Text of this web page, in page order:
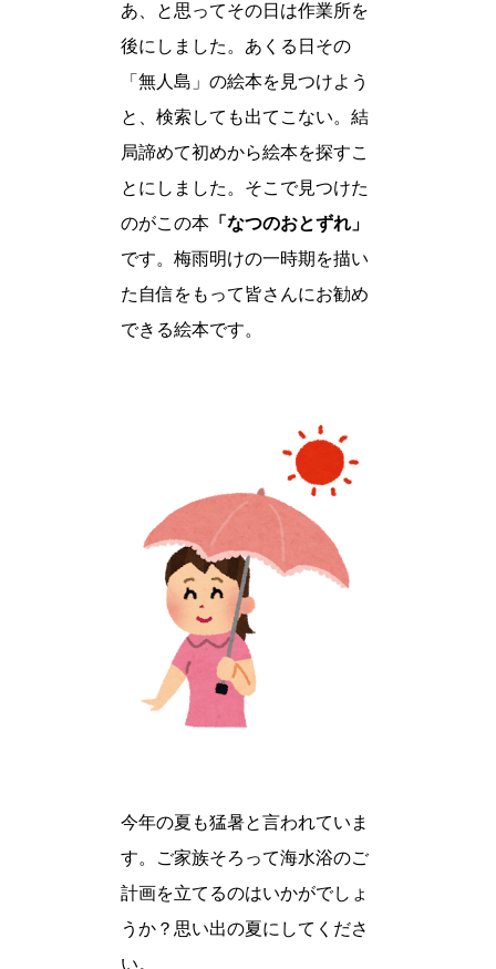
あ、と思ってその日は作業所を
後にしました。あくる日その
「無人島」の絵本を見つけよう
と、検索しても出てこない。結
局諦めて初めから絵本を探すこ
とにしました。そこで見つけた
のがこの本 「なつのおとずれ」
です。梅雨明けの一時期を描い
た自信をもって皆さんにお勧め
できる絵本です。
今年の夏も猛暑と言われていま
す。ご家族そろって海水浴のご
計画を立てるのはいかがでしょ
うか？思い出の夏にしてくださ
い。